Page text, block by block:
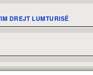
DREJT LUMTURISË